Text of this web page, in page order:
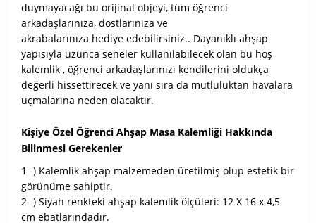
duymayacağı bu orijinal objeyi, tüm öğrenci
arkadaşlarınıza, dostlarınıza ve
akrabalarınıza hediye edebilirsiniz.. Dayanıklı ahşap
yapısıyla uzunca seneler kullanılabilecek olan bu hoş
kalemlik , öğrenci arkadaşlarınızı kendilerini oldukça
değerli hissettirecek ve yanı sıra da mutluluktan havalara
uçmalarına neden olacaktır.
Kişiye Özel Öğrenci Ahşap Masa Kalemliği Hakkında
Bilinmesi Gerekenler
1 -) Kalemlik ahşap malzemeden üretilmiş olup estetik bir
görünüme sahiptir.
2 -) Siyah renkteki ahşap kalemlik ölçüleri: 12 X 16 x 4,5
cm ebatlarındadır.